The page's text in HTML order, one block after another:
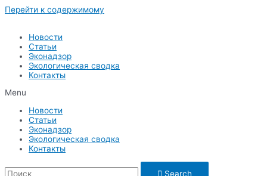
Перейти к содержимому
Новости
Статьи
Эконадзор
Экологическая сводка
Контакты
Menu
Новости
Статьи
Эконадзор
Экологическая сводка
Контакты
Search